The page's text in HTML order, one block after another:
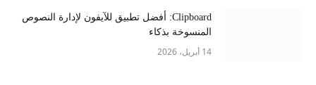
Clipboard: أفضل تطبيق للآيفون لإدارة النصوص
المنسوخة بذكاء
14 أبريل، 2026